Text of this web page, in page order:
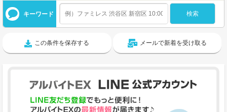
キーワード
この条件を保存する メールで新着を受け取る